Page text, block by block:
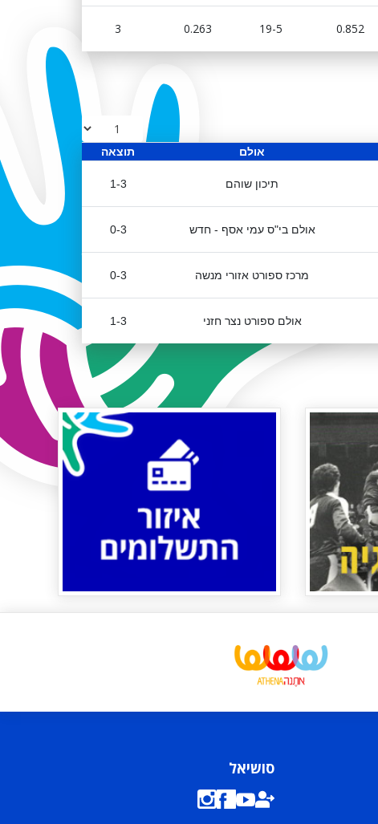
3 0.263 19-5 0.852
תוצאה אולם
1-3 תיכון שוהם
0-3 אולם בי"ס עמי אסף - חדש
0-3 מרכז ספורט אזורי מנשה
1-3 אולם ספורט נצר חזני
סושיאל